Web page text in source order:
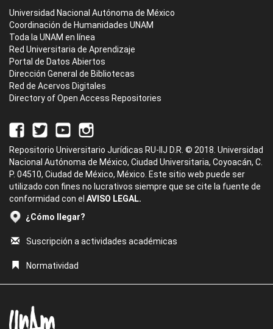
Universidad Nacional Autónoma de México
Coordinación de Humanidades UNAM
Toda la UNAM en línea
Red Universitaria de Aprendizaje
Portal de Datos Abiertos
Dirección General de Bibliotecas
Red de Acervos Digitales
Directory of Open Access Repositories
Repositorio Universitario Jurídicas RU-IIJ D.R. © 2018. Universidad
Nacional Autónoma de México, Ciudad Universitaria, Coyoacán, C.
P. 04510, Ciudad de México, México. Este sitio web puede ser
utilizado con fines no lucrativos siempre que se cite la fuente de
conformidad con el AVISO LEGAL.
¿Cómo llegar?
Suscripción a actividades académicas
Normatividad